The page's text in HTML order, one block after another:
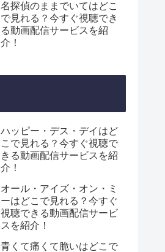
名探偵のままでいてはどこ
で見れる？今すぐ視聴でき
る動画配信サービスを紹
介！
ハッピー・デス・デイはど
こで見れる？今すぐ視聴で
きる動画配信サービスを紹
介！
オール・アイズ・オン・ミ
ーはどこで見れる？今すぐ
視聴できる動画配信サービ
スを紹介！
青くて痛くて脆いはどこで